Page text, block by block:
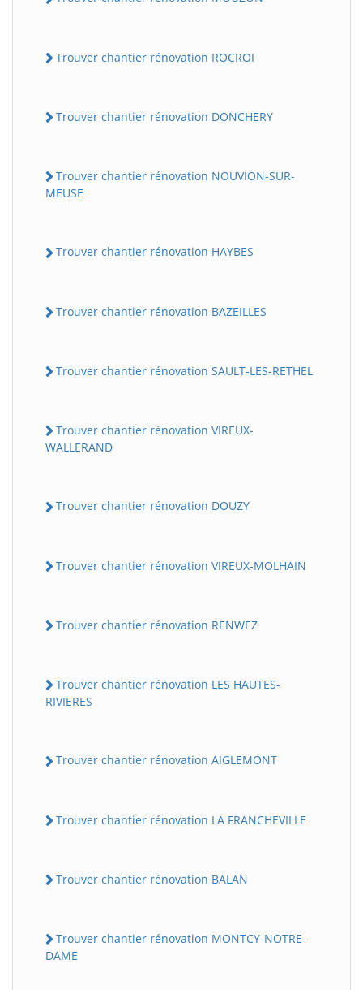
Trouver chantier rénovation ROCROI
Trouver chantier rénovation DONCHERY
Trouver chantier rénovation NOUVION-SUR-
MEUSE
Trouver chantier rénovation HAYBES
Trouver chantier rénovation BAZEILLES
Trouver chantier rénovation SAULT-LES-RETHEL
Trouver chantier rénovation VIREUX-
WALLERAND
Trouver chantier rénovation DOUZY
Trouver chantier rénovation VIREUX-MOLHAIN
Trouver chantier rénovation RENWEZ
Trouver chantier rénovation LES HAUTES-
RIVIERES
Trouver chantier rénovation AIGLEMONT
Trouver chantier rénovation LA FRANCHEVILLE
Trouver chantier rénovation BALAN
Trouver chantier rénovation MONTCY-NOTRE-
DAME